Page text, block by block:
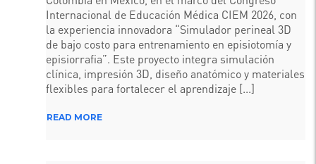
EN
SIMULACIÓN
CLÍNICA
3D
AL
ESCENARIO
INTERNACIONAL
Internacional de Educación Médica CIEM 2026, con
la experiencia innovadora “Simulador perineal 3D
de bajo costo para entrenamiento en episiotomía y
episiorrafia”. Este proyecto integra simulación
clínica, impresión 3D, diseño anatómico y materiales
flexibles para fortalecer el aprendizaje [...]
READ MORE